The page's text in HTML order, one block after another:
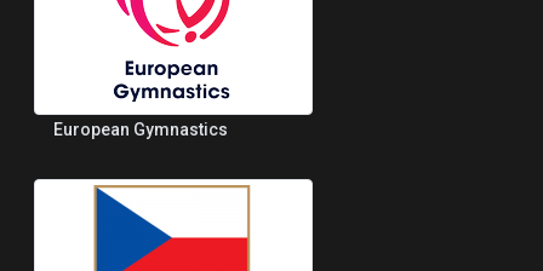
European Gymnastics